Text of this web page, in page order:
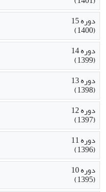
دوره 15
(1400)
دوره 14
(1399)
دوره 13
(1398)
دوره 12
(1397)
دوره 11
(1396)
دوره 10
(1395)